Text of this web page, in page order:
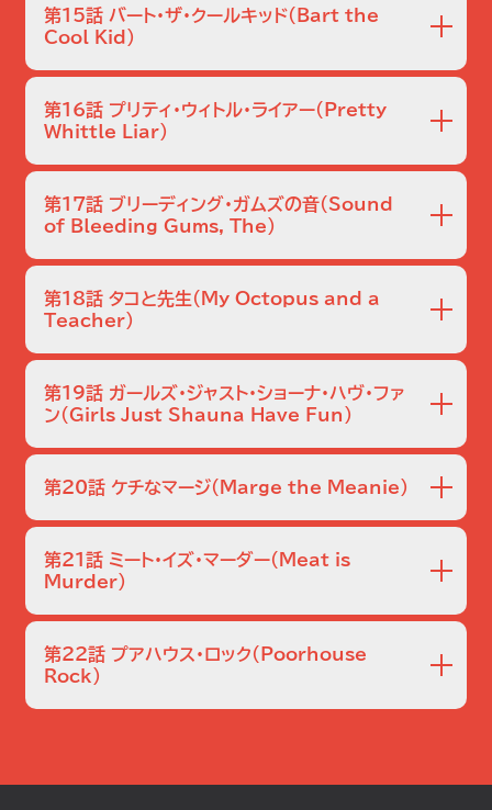
れ責められるホーマー。この事件の映像が拡散され、スプリン
グフィールド中の人々がホーマーを仲間外れにする。
第15話 バート・ザ・クールキッド（Bart the
Cool Kid）
バートが超カッコいいスケートウェアブランドを持つ有名なキ
ッズインフルエンサーと仲良くなると、ホーマーは負け組のオ
ヤジたちを率いて反乱を起こす。
第16話 プリティ・ウィトル・ライアー（Pretty
Whittle Liar）
クレタスは妻のブランディーンが学問への愛を隠していたと
知る…。
第17話 ブリーディング・ガムズの音（Sound
of Bleeding Gums, The）
リサは亡くなったミュージシャン、ブリーディング・ガムズ・マ
ーフィーの息子に会い、彼の人生を良くしようとする。
第18話 タコと先生（My Octopus and a
Teacher）
バートは新しく来た先生に対する感情を抑えられない。一方、
リサはタコと友達になる。
第19話 ガールズ･ジャスト・ショーナ・ハヴ・ファ
ン（Girls Just Shauna Have Fun）
学校のマーチングバンドに参加したリサは、ショーナに指導者
としての意外な才能があると知る。一方、ホーマーはクラフト
第20話 ケチなマージ（Marge the Meanie）
マージの驚くべき過去から、バートとのつながりやホーマーと
の恐ろしい事実が明らかになる。
第21話 ミート・イズ・マーダー（Meat is
Murder）
隠されたハンバーガーの過去のツケが回ってくると、グラン
パは自分が困難な問題に巻き込まれていることに気づく。
第22話 プアハウス・ロック（Poorhouse
Rock）